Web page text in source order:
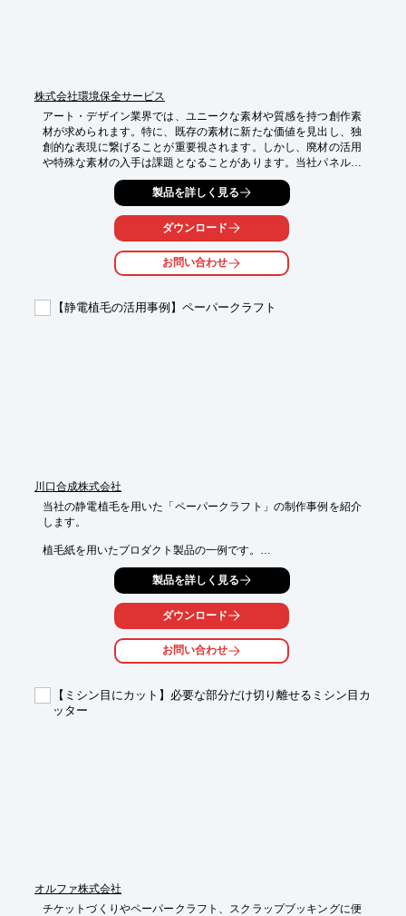
株式会社環境保全サービス
アート・デザイン業界では、ユニークな素材や質感を持つ創作素
材が求められます。特に、既存の素材に新たな価値を見出し、独
創的な表現に繋げることが重要視されます。しかし、廃材の活用
や特殊な素材の入手は課題となることがあります。当社パネルガ
ラスリサイクルは、独自の処理プロセスにより、液晶テレビパネ
ルガラスからガラスと偏光板を自動分別し、新たな創作素材とし
て提供いたします。
【活用シーン】
・ガラスアートの素材として
・レジンアートの封入素材として
・コラージュ作品の素材として
製品を詳しく見る
ダウンロード
お問い合わせ
【静電植毛の活用事例】ペーパークラフト
川口合成株式会社
当社の静電植毛を用いた「ペーパークラフト」の制作事例を紹介
します。
植毛紙を用いたプロダクト製品の一例です。
このような組み立ておもちゃも、紙の質感がよいため小さな子ど
組み立て後の製品は、ふわふわな手触りと柔らかい雰囲気が特長
■ロール状の基材に植毛
■素材に応じて好適な接着剤の配合比率を選定
■製品の使用目的に応じてパイルの長さや素材もご提案
製品を詳しく見る
ダウンロード
お問い合わせ
【ミシン目にカット】必要な部分だけ切り離せるミシン目カ
ッター
オルファ株式会社
チケットづくりやペーパークラフト、スクラップブッキングに便